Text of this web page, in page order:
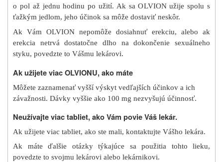
o pol až jednu hodinu po užití. Ak sa OLVION užije spolu s
ťažkým jedlom, jeho účinok sa môže dostaviť neskôr.
Ak Vám OLVION nepomôže dosiahnuť erekciu, alebo ak
erekcia netrvá dostatočne dlho na dokončenie sexuálneho
styku, povedzte to Vášmu lekárovi.
Ak užijete viac OLVIONU, ako máte
Môžete zaznamenať vyšší výskyt vedľajších účinkov a ich
závažnosti. Dávky vyššie ako 100 mg nezvyšujú účinnosť.
Neužívajte viac tabliet, ako Vám povie Váš lekár.
Ak užijete viac tabliet, ako ste mali, kontaktujte Vášho lekára.
Ak máte ďalšie otázky týkajúce sa použitia tohto lieku,
povedzte to svojmu lekárovi alebo lekárnikovi.